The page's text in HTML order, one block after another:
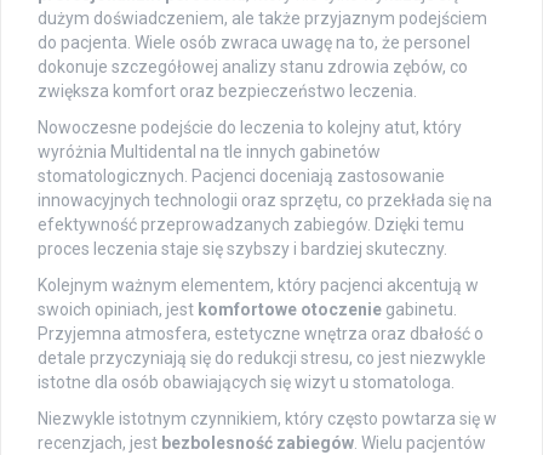
dużym doświadczeniem, ale także przyjaznym podejściem
do pacjenta. Wiele osób zwraca uwagę na to, że personel
dokonuje szczegółowej analizy stanu zdrowia zębów, co
zwiększa komfort oraz bezpieczeństwo leczenia.
Nowoczesne podejście do leczenia to kolejny atut, który
wyróżnia Multidental na tle innych gabinetów
stomatologicznych. Pacjenci doceniają zastosowanie
innowacyjnych technologii oraz sprzętu, co przekłada się na
efektywność przeprowadzanych zabiegów. Dzięki temu
proces leczenia staje się szybszy i bardziej skuteczny.
Kolejnym ważnym elementem, który pacjenci akcentują w
swoich opiniach, jest komfortowe otoczenie gabinetu.
Przyjemna atmosfera, estetyczne wnętrza oraz dbałość o
detale przyczyniają się do redukcji stresu, co jest niezwykle
istotne dla osób obawiających się wizyt u stomatologa.
Niezwykle istotnym czynnikiem, który często powtarza się w
recenzjach, jest bezbolesność zabiegów . Wielu pacjentów